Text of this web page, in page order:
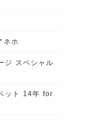
ネホ
ジ スペシャル
ット 14年 for